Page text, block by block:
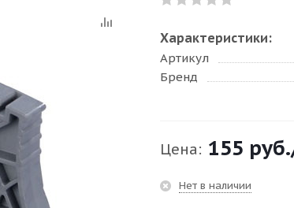
Характеристики:
Артикул
Бренд
Цена: 155 руб.
Нет в наличии